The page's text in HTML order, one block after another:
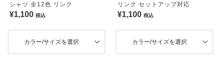
シャツ 全12色 リンク
¥1,100 税込
カラー/サイズを選択
リンク セットアップ対応
¥1,100 税込
カラー/サイズを選択